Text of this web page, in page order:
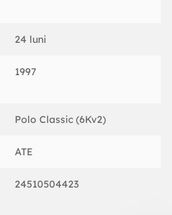
24 luni
1997
Polo Classic (6Kv2)
ATE
24510504423